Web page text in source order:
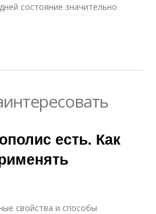
состояние значительно
есть. Как
свойства и способы